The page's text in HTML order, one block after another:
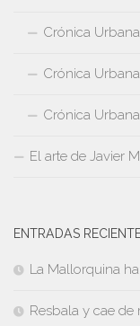
Crónica
Crónica
Crónica
El arte de Javier
ENTRADAS
La Mallorquina
Resbala y cae de